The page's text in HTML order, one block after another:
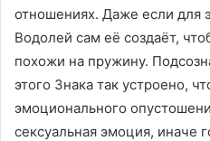
отношениях. Даже если для
Водолей сам её создаёт,
похожи на пружину.
этого Знака так устроено,
эмоционального
сексуальная эмоция, иначе